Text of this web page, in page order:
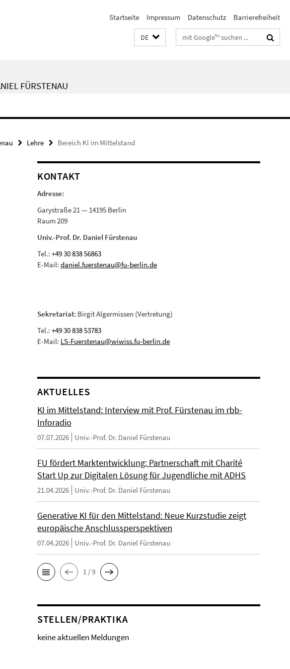
Startseite Impressum Datenschutz Barrierefreiheit
DE Suchbegriffe
FÜRSTENAU
Lehre Bereich KI im Mittelstand
KONTAKT
Adresse:
Garystraße 21 — 14195 Berlin
Raum 209
Univ.-Prof. Dr. Daniel Fürstenau
Tel.:+49 30 838 56863
E-Mail:daniel.fuerstenau@fu-berlin.de
Sekretariat: Birgit Algermissen (Vertretung)
Tel.:+49 30 838 53783
E-Mail: LS-Fuerstenau@wiwiss.fu-berlin.de
AKTUELLES
KI im Mittelstand: Interview mit Prof. Fürstenau im rbb-
Inforadio
07.07.2026 Univ.-Prof. Dr. Daniel Fürstenau
FU fördert Marktentwicklung: Partnerschaft mit Charité
Start Up zur Digitalen Lösung für Jugendliche mit ADHS
21.04.2026 Univ.-Prof. Dr. Daniel Fürstenau
Generative KI für den Mittelstand: Neue Kurzstudie zeigt
europäische Anschlussperspektiven
07.04.2026 Univ.-Prof. Dr. Daniel Fürstenau
1 / 9
STELLEN/PRAKTIKA
keine aktuellen Meldungen